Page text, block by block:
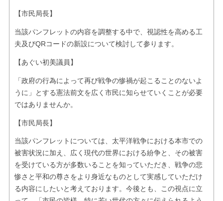
【市民局長】
当該パンフレットの内容を調整する中で、視認性を高める工
夫及びQRコードの新設について検討して参ります。
【あぐい初美議員】
「政府の行為によって再び戦争の惨禍が起こることのないよ
うに」とする憲法前文を広く市民に知らせていくことが必要
ではありませんか。
【市民局長】
当該パンフレットについては、太平洋戦争における本市での
被害状況に加え、広く現代の世界における紛争と、その被害
を受けている方が多数いることを知っていただき、戦争の悲
惨さと平和の尊さをより身近なものとして実感していただけ
る内容にしたいと考えております。今後とも、この視点に立